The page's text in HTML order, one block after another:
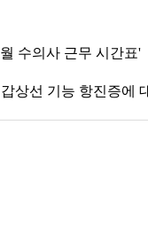
수의사 근무 시간표'
상선 기능 항진증에